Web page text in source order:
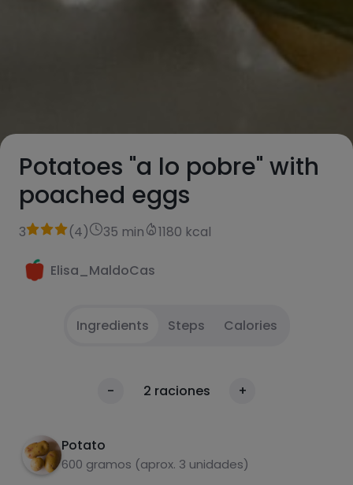
Potatoes "a lo pobre" with
poached eggs
3 (4) 35 min 1180 kcal
Elisa_MaldoCas
Ingredients Steps Calories
- 2 raciones +
Potato
600 gramos (aprox. 3 unidades)
Peel potatoes and prepare sliced onion and
oimie tos in strips.
Fry potatoes in plenty of oil and cook
halfway. Add onion and bell pepper